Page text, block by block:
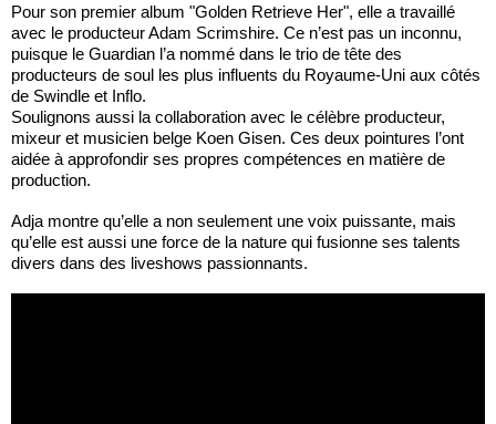
Pour son premier album "Golden Retrieve Her", elle a travaillé
avec le producteur Adam Scrimshire. Ce n’est pas un inconnu,
puisque le Guardian l’a nommé dans le trio de tête des
producteurs de soul les plus influents du Royaume-Uni aux côtés
de Swindle et Inflo.
Soulignons aussi la collaboration avec le célèbre producteur,
mixeur et musicien belge Koen Gisen. Ces deux pointures l’ont
aidée à approfondir ses propres compétences en matière de
production.
Adja montre qu’elle a non seulement une voix puissante, mais
qu’elle est aussi une force de la nature qui fusionne ses talents
divers dans des liveshows passionnants.